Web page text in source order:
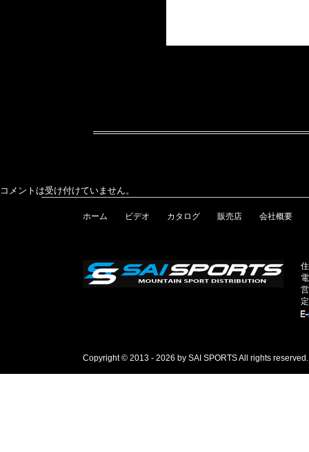
コメントは受け付けていません。
ホーム ビデオ カタログ 販売店 会社概要
Copyright © 2013 - 2026 by SAI SPORTS All rights reserved.